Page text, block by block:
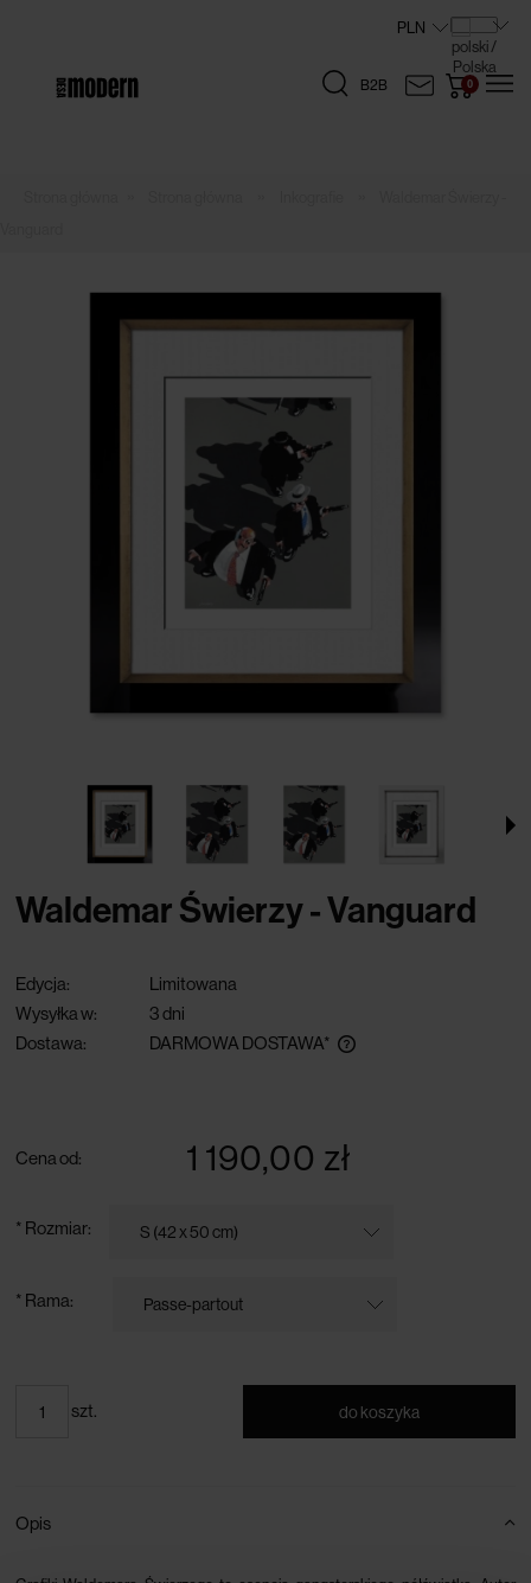
B2B
Waldemar Świerzy - Vanguard
Edycja:
Limitowana
Wysyłka w:
3 dni
Dostawa:
DARMOWA DOSTAWA*
Cena od: 1 190,00 zł
* Rozmiar:
* Rama:
szt. do koszyka
Opis